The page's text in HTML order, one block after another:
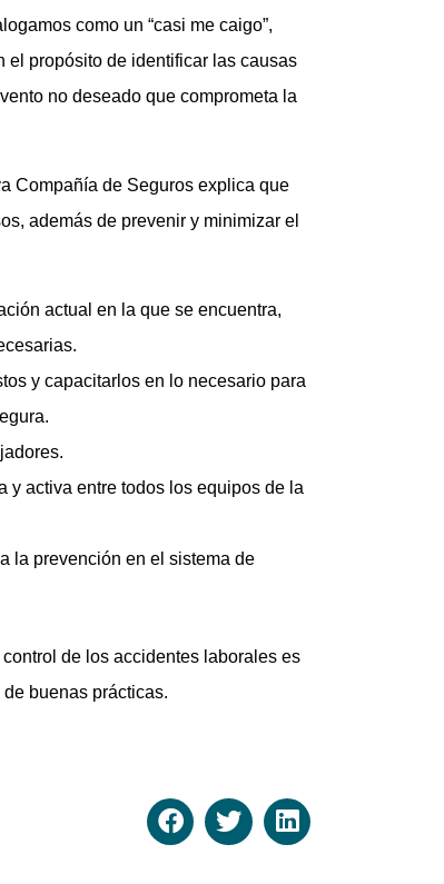
como un “casi me caigo”,
el propósito de identificar las causas
no deseado que comprometa la
Compañía de Seguros explica que
además de prevenir y minimizar el
actual en la que se encuentra,
y capacitarlos en lo necesario para
y activa entre todos los equipos de la
la prevención en el sistema de
de los accidentes laborales es
buenas prácticas.